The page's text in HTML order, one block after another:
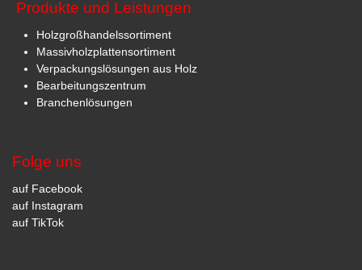
Produkte und Leistungen
Holzgroßhandelssortiment
Massivholzplattensortiment
Verpackungslösungen aus Holz
Bearbeitungszentrum
Branchenlösungen
Folge uns
auf Facebook
auf Instagram
auf TikTok